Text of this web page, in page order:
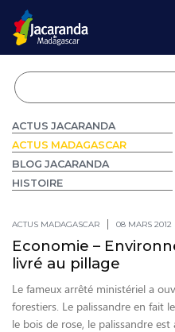
ACTUS JACARANDA
ACTUS MADAGASCAR
BLOG JACARANDA
HISTOIRE
ACTUS MADAGASCAR 08 MARS 2012
Economie –
livré au pillage
Le fameux arrêté ministériel a
forestiers. Le palissandre en fait
le bois de rose, le palissandre